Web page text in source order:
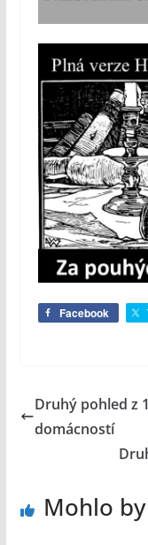
Facebook
Druhý pohled z
domácností
Mohlo